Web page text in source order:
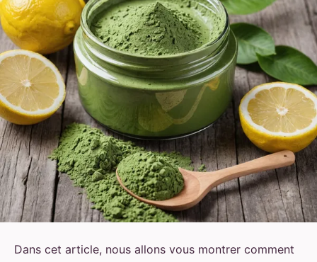
Dans cet article, nous allons vous montrer comment